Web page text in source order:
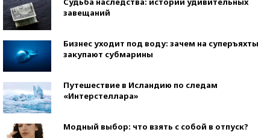
завещаний
Бизнес уходит под воду: зачем на суперъяхты
закупают субмарины
Путешествие в Исландию по следам
«Интерстеллара»
Модный выбор: что взять с собой в отпуск?